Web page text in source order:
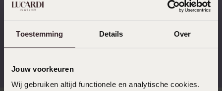
Toestemming Details Over
Jouw voorkeuren
Wij gebruiken altijd functionele en analytische cookies.